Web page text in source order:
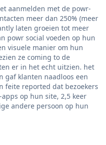
aanmelden met de powr-
meer dan 250% (meer
laten groeien tot meer
powr social voeden op hun
visuele manier om hun
ze coming to de
er in het echt uitzien. het
gaf klanten naadloos een
feite reported dat bezoekers
op hun site, 2,5 keer
andere persoon op hun